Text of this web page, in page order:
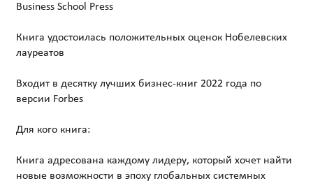
Business School Press
Книга удостоилась положительных оценок Нобелевских
лауреатов
Входит в десятку лучших бизнес-книг 2022 года по
версии Forbes
Для кого книга:
Книга адресована каждому лидеру, который хочет найти
новые возможности в эпоху глобальных системных